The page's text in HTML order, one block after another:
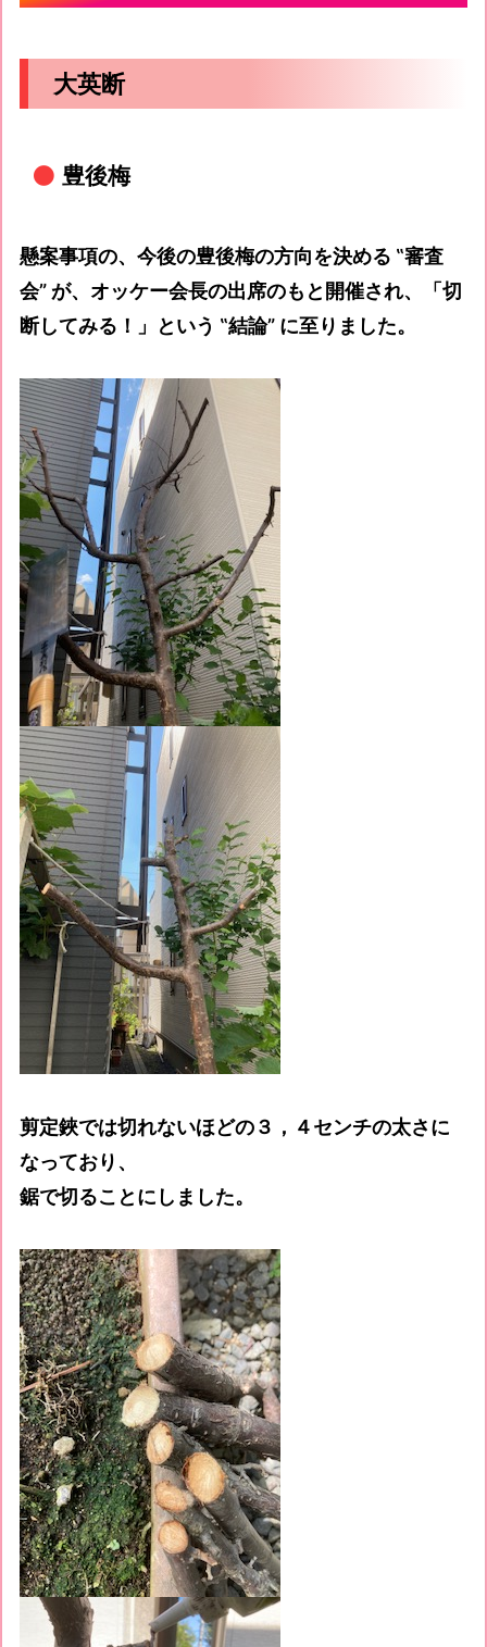
大英断
豊後梅
懸案事項の、今後の豊後梅の方向を決める ‟審査
会” が、オッケー会長の出席のもと開催され、「切
断してみる！」という ‟結論” に至りました。
剪定鋏では切れないほどの３，４センチの太さに
なっており、
鋸で切ることにしました。